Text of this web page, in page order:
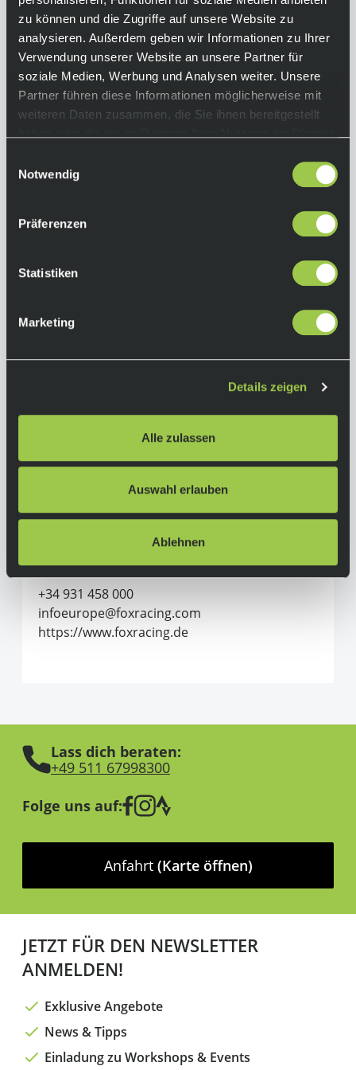
zu können und die Zugriffe auf unsere Website zu
analysieren. Außerdem geben wir Informationen zu Ihrer
Verwendung unserer Website an unsere Partner für
soziale Medien, Werbung und Analysen weiter. Unsere
Partner führen diese Informationen möglicherweise mit
weiteren Daten zusammen, die Sie ihnen bereitgestellt
Notwendig
Präferenzen
Statistiken
Marketing
Details zeigen
Alle zulassen
Auswahl erlauben
Ablehnen
hochwertigem Feinstrick-Jersey für ein weiches
Tragegefühl und maximalen Komfort. Mit der
auffälligen Interpretation des Fox Head-Logos
bringt es klassischen Fox-Style in deine
Kollektion. Leicht, bequem und ein echter
Hingucker!
feiner Jerseystoff
Farbe:
Material:
Herstellerinformationen
Alle Produkte von Fox Racing
Adventure Sports Group Europe S.L.U.
C/Canudas, 13 (P.E. Mas Blau)
08820 El Prat de Llobregat (Barcelona)
+34 931 458 000
infoeurope@foxracing.com
https://www.foxracing.de
Lass dich beraten:
+49 511 67998300
Folge uns auf:
Anfahrt (Karte öffnen)
JETZT FÜR DEN NEWSLETTER
ANMELDEN!
Exklusive Angebote
News & Tipps
Einladung zu Workshops & Events